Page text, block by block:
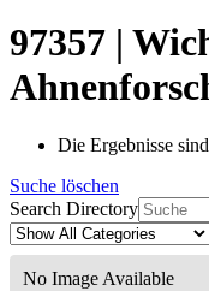
97357 |
Die Ergebnisse
Suche löschen
Search Directory
No Image Available